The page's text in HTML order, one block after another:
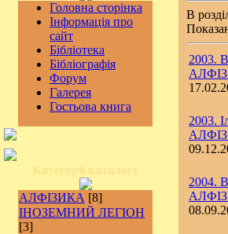
Головна сторінка
Інформація про
сайт
Бібліотека
Бібліографія
Форум
Галерея
Гостьова книга
АЛФІЗИКА [8]
ІНОЗЕМНИЙ ЛЕГІОН
[3]
В
2003.
2003.
2004.